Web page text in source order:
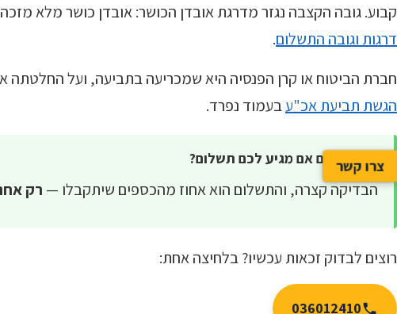
קבוע. גובה הקצבה נגזר מדרגת אובדן הכושר: אובדן כושר מלא
דרגות וגובה התשלום.
חברת הביטוח או קרן הפנסיה היא שמכריעה בתביעה, ועל החלטתה
הגשת תביעת אכ"עבעמוד נפרד.
לא בטוחים אם מגיע לכם תשלום?
הבדיקה קצרה, והתשלום הוא אחוז מהכספים שיתקבלו — רק
רוצים לבדוק זכאות עכשיו? בלחיצה אחת:
036012410
צרו קשר